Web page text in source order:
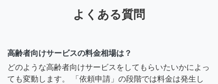
よくある質問
高齢者向けサービスの料金相場は？
どのような高齢者向けサービスをしてもらいたいかによっ
ても変動します。 「依頼申請」の段階では料金は発生し